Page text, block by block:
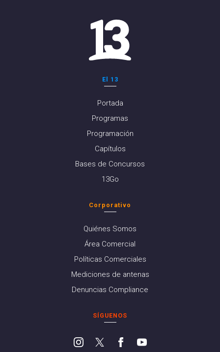
El 13
Portada
Programas
Programación
Capítulos
Bases de Concursos
13Go
Corporativo
Quiénes Somos
Área Comercial
Políticas Comerciales
Mediciones de antenas
Denuncias Compliance
SÍGUENOS